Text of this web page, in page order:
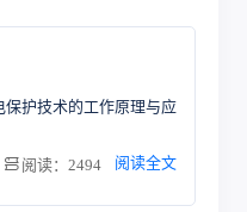
保护技术的工作原理与应
阅读：2494 阅读全文